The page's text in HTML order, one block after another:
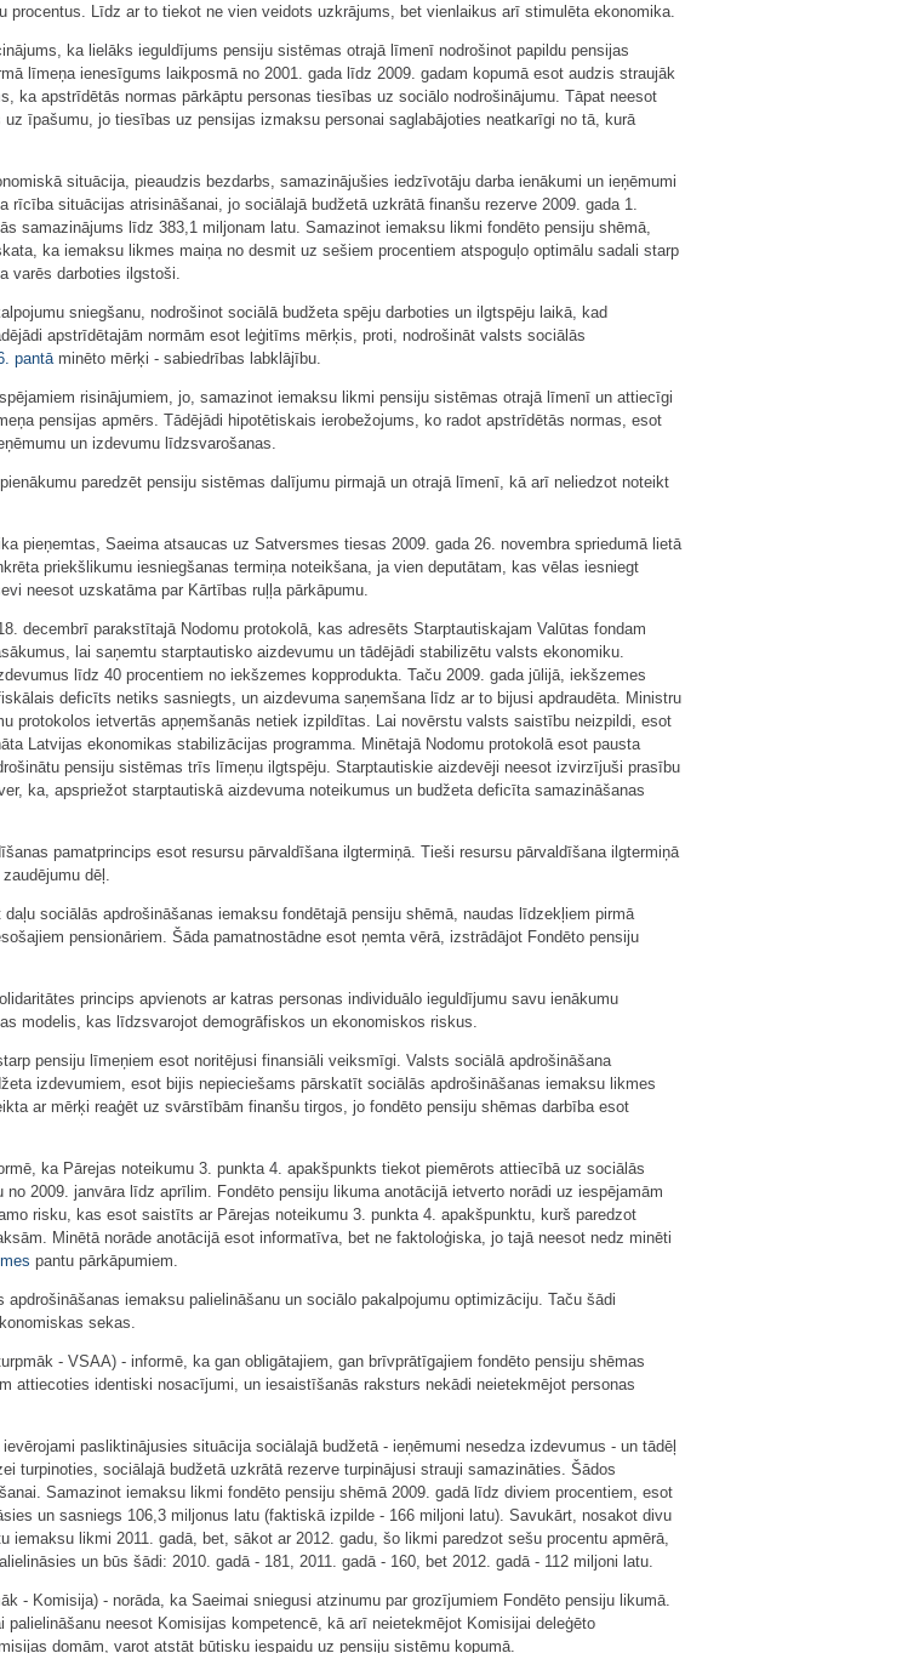
Līdz ar to tiekot ne vien veidots uzkrājums, bet vienlaikus arī stimulēta ekonomika.
ka lielāks ieguldījums pensiju sistēmas otrajā līmenī nodrošinot papildu pensijas
līmeņa ienesīgums laikposmā no 2001. gada līdz 2009. gadam kopumā esot audzis straujāk
ka apstrīdētās normas pārkāptu personas tiesības uz sociālo nodrošinājumu. Tāpat neesot
īpašumu, jo tiesības uz pensijas izmaksu personai saglabājoties neatkarīgi no tā, kurā
situācija, pieaudzis bezdarbs, samazinājušies iedzīvotāju darba ienākumi un ieņēmumi
situācijas atrisināšanai, jo sociālajā budžetā uzkrātā finanšu rezerve 2009. gada 1.
samazinājums līdz 383,1 miljonam latu. Samazinot iemaksu likmi fondēto pensiju shēmā,
ka iemaksu likmes maiņa no desmit uz sešiem procentiem atspoguļo optimālu sadali starp
varēs darboties ilgstoši.
sniegšanu, nodrošinot sociālā budžeta spēju darboties un ilgtspēju laikā, kad
apstrīdētajām normām esot leģitīms mērķis, proti, nodrošināt valsts sociālās
pantāminēto mērķi - sabiedrības labklājību.
risinājumiem, jo, samazinot iemaksu likmi pensiju sistēmas otrajā līmenī un attiecīgi
pensijas apmērs. Tādējādi hipotētiskais ierobežojums, ko radot apstrīdētās normas, esot
un izdevumu līdzsvarošanas.
paredzēt pensiju sistēmas dalījumu pirmajā un otrajā līmenī, kā arī neliedzot noteikt
pieņemtas, Saeima atsaucas uz Satversmes tiesas 2009. gada 26. novembra spriedumā lietā
priekšlikumu iesniegšanas termiņa noteikšana, ja vien deputātam, kas vēlas iesniegt
neesot uzskatāma par Kārtības ruļļa pārkāpumu.
decembrī parakstītajā Nodomu protokolā, kas adresēts Starptautiskajam Valūtas fondam
lai saņemtu starptautisko aizdevumu un tādējādi stabilizētu valsts ekonomiku.
līdz 40 procentiem no iekšzemes kopprodukta. Taču 2009. gada jūlijā, iekšzemes
deficīts netiks sasniegts, un aizdevuma saņemšana līdz ar to bijusi apdraudēta. Ministru
protokolos ietvertās apņemšanās netiek izpildītas. Lai novērstu valsts saistību neizpildi, esot
Latvijas ekonomikas stabilizācijas programma. Minētajā Nodomu protokolā esot pausta
pensiju sistēmas trīs līmeņu ilgtspēju. Starptautiskie aizdevēji neesot izvirzījuši prasību
ka, apspriežot starptautiskā aizdevuma noteikumus un budžeta deficīta samazināšanas
pamatprincips esot resursu pārvaldīšana ilgtermiņā. Tieši resursu pārvaldīšana ilgtermiņā
dēļ.
sociālās apdrošināšanas iemaksu fondētajā pensiju shēmā, naudas līdzekļiem pirmā
pensionāriem. Šāda pamatnostādne esot ņemta vērā, izstrādājot Fondēto pensiju
princips apvienots ar katras personas individuālo ieguldījumu savu ienākumu
modelis, kas līdzsvarojot demogrāfiskos un ekonomiskos riskus.
pensiju līmeņiem esot noritējusi finansiāli veiksmīgi. Valsts sociālā apdrošināšana
izdevumiem, esot bijis nepieciešams pārskatīt sociālās apdrošināšanas iemaksu likmes
ar mērķi reaģēt uz svārstībām finanšu tirgos, jo fondēto pensiju shēmas darbība esot
ka Pārejas noteikumu 3. punkta 4. apakšpunkts tiekot piemērots attiecībā uz sociālās
2009. janvāra līdz aprīlim. Fondēto pensiju likuma anotācijā ietverto norādi uz iespējamām
risku, kas esot saistīts ar Pārejas noteikumu 3. punkta 4. apakšpunktu, kurš paredzot
Minētā norāde anotācijā esot informatīva, bet ne faktoloģiska, jo tajā neesot nedz minēti
pantu pārkāpumiem.
iemaksu palielināšanu un sociālo pakalpojumu optimizāciju. Taču šādi
sekas.
- VSAA) - informē, ka gan obligātajiem, gan brīvprātīgajiem fondēto pensiju shēmas
identiski nosacījumi, un iesaistīšanās raksturs nekādi neietekmējot personas
pasliktinājusies situācija sociālajā budžetā - ieņēmumi nesedza izdevumus - un tādēļ
turpinoties, sociālajā budžetā uzkrātā rezerve turpinājusi strauji samazināties. Šādos
Samazinot iemaksu likmi fondēto pensiju shēmā 2009. gadā līdz diviem procentiem, esot
un sasniegs 106,3 miljonus latu (faktiskā izpilde - 166 miljoni latu). Savukārt, nosakot divu
likmi 2011. gadā, bet, sākot ar 2012. gadu, šo likmi paredzot sešu procentu apmērā,
un būs šādi: 2010. gadā - 181, 2011. gadā - 160, bet 2012. gadā - 112 miljoni latu.
- Komisija) - norāda, ka Saeimai sniegusi atzinumu par grozījumiem Fondēto pensiju likumā.
neesot Komisijas kompetencē, kā arī neietekmējot Komisijai deleģēto
domām, varot atstāt būtisku iespaidu uz pensiju sistēmu kopumā.